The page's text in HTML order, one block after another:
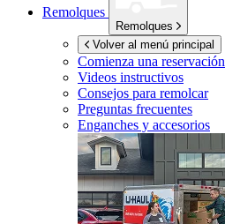
Remolques
Remolques
Volver al menú principal
Comienza una reservación
Videos instructivos
Consejos para remolcar
Preguntas frecuentes
Enganches y accesorios